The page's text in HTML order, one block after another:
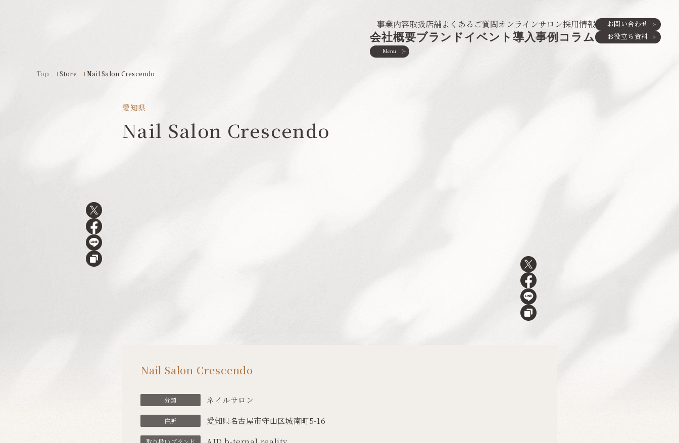
事業内容取扱店舗よくあるご質問オンラインサロン採用情報
会社概要ブランドイベント 導入事例 コラム
お問い合わせ
お役立ち資料
Menu
Top Store Nail Salon Crescendo
愛知県
Nail Salon Crescendo
Nail Salon Crescendo
分類 ネイルサロン
住所 愛知県名古屋市守山区城南町5-16
取り扱い ブランド